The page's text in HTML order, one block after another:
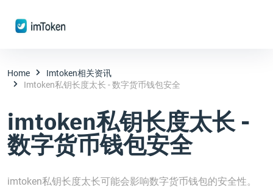
Home
Imtoken相关资讯
Imtoken私钥长度太长 - 数字货币钱包安全
imtoken私钥长度太长 -
数字货币钱包安全
imtoken私钥长度太长可能会影响数字货币钱包的安全性。